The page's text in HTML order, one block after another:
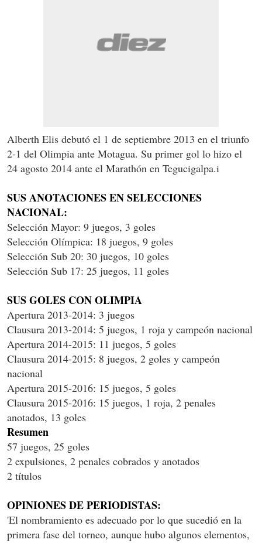
Alberth Elis debutó el 1 de septiembre 2013 en el triunfo
2-1 del Olimpia ante Motagua. Su primer gol lo hizo el
24 agosto 2014 ante el Marathón en Tegucigalpa.i
SUS ANOTACIONES EN SELECCIONES
NACIONAL:
Selección Mayor: 9 juegos, 3 goles
Selección Olímpica: 18 juegos, 9 goles
Selección Sub 20: 30 juegos, 10 goles
Selección Sub 17: 25 juegos, 11 goles
SUS GOLES CON OLIMPIA
Apertura 2013-2014: 3 juegos
Clausura 2013-2014: 5 juegos, 1 roja y campeón nacional
Apertura 2014-2015: 11 juegos, 5 goles
Clausura 2014-2015: 8 juegos, 2 goles y campeón
nacional
Apertura 2015-2016: 15 juegos, 5 goles
Clausura 2015-2016: 15 juegos, 1 roja, 2 penales
anotados, 13 goles
Resumen
57 juegos, 25 goles
2 expulsiones, 2 penales cobrados y anotados
2 títulos
OPINIONES DE PERIODISTAS:
'El nombramiento es adecuado por lo que sucedió en la
primera fase del torneo, aunque hubo algunos elementos,